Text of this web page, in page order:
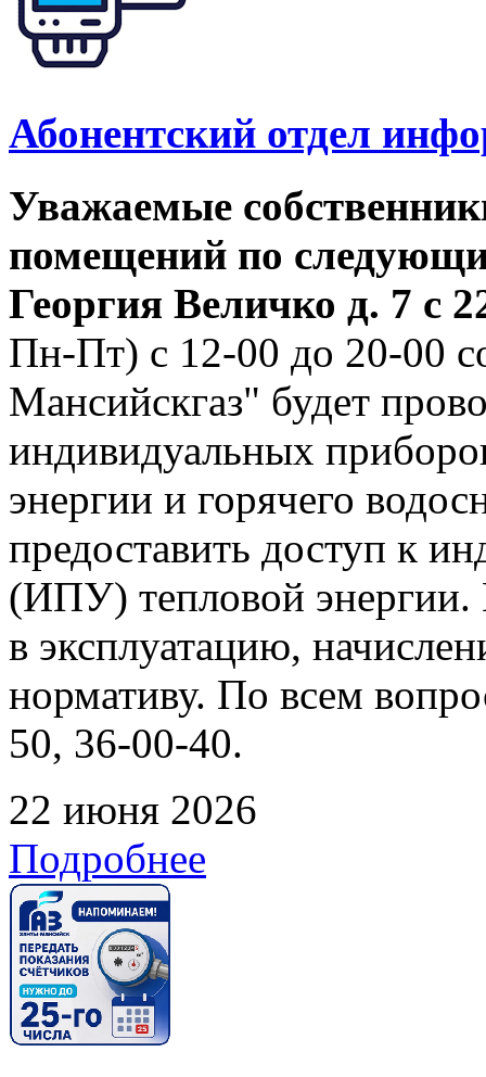
Абонентский отдел
Уважаемые
помещений по
Георгия Величко д. 7 с
Пн-Пт) с 12-00 до 20-00
Мансийскгаз" будет
индивидуальных
энергии и горячего
предоставить доступ к
(ИПУ) тепловой энергии.
в эксплуатацию,
нормативу. По всем
50, 36-00-40.
22 июня 2026
Подробнее